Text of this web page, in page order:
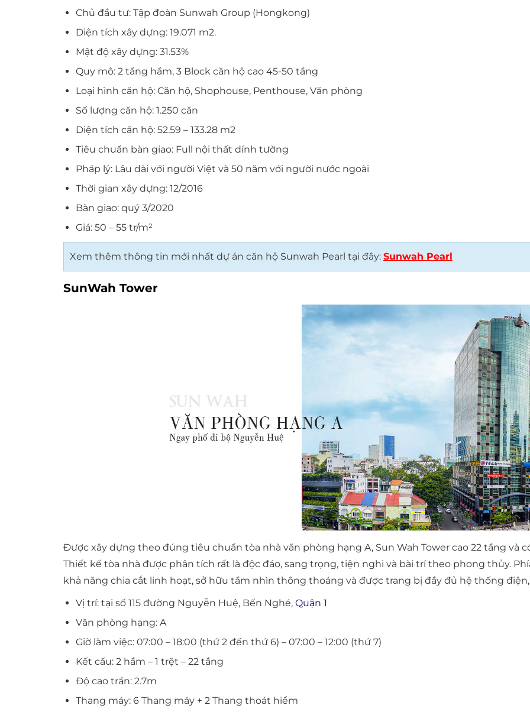
Chủ đầu tư: Tập đoàn Sunwah Group (Hongkong)
Diện tích xây dựng: 19.071 m2.
Mật độ xây dựng: 31.53%
Quy mô: 2 tầng hầm, 3 Block căn hộ cao 45-50 tầng
Loại hình căn hộ: Căn hộ, Shophouse, Penthouse, Văn phòng
Số lượng căn hộ: 1.250 căn
Diện tích căn hộ: 52.59 – 133.28 m2
Tiêu chuẩn bàn giao: Full nội thất dính tường
Pháp lý: Lâu dài với người Việt và 50 năm với người nước ngoài
Thời gian xây dựng: 12/2016
Bàn giao: quý 3/2020
Giá: 50 – 55 tr/m²
Xem thêm thông tin mới nhất dự án căn hộ Sunwah Pearl tại đây: Sunwah Pearl
SunWah Tower
Được xây dựng theo đúng tiêu chuẩn tòa nhà văn phòng hạng A, Sun Wah Tower cao 22 tầng và
Thiết kế tòa nhà được phân tích rất là độc đáo, sang trọng, tiện nghi và bài trí theo phong thủy.
khả năng chia cắt linh hoạt, sở hữu tầm nhìn thông thoáng và được trang bị đầy đủ hệ thống
Vị trí: tại số 115 đường Nguyễn Huệ, Bến Nghé, Quận 1
Văn phòng hạng: A
Giờ làm việc: 07:00 – 18:00 (thứ 2 đến thứ 6) – 07:00 – 12:00 (thứ 7)
Kết cấu: 2 hầm – 1 trệt – 22 tầng
Độ cao trần: 2.7m
Thang máy: 6 Thang máy + 2 Thang thoát hiểm